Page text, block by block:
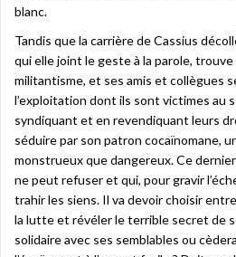
blanc.
Tandis que la carrière de Cassius
qui elle joint le geste à la parole, trouve
militantisme, et ses amis et collègues
l’exploitation dont ils sont victimes au
syndiquant et en revendiquant leurs
séduire par son patron cocaïnomane,
monstrueux que dangereux. Ce
ne peut refuser et qui, pour gravir
trahir les siens. Il va devoir choisir
la lutte et révéler le terrible secret de
solidaire avec ses semblables ou